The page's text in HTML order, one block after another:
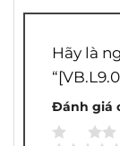
Hãy là
Đánh giá